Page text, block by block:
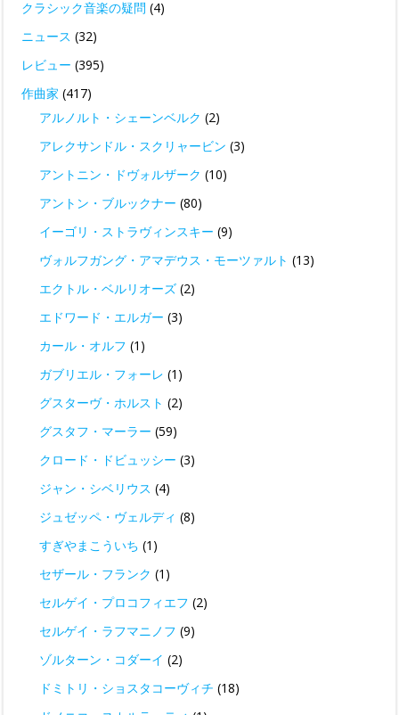
クラシック音楽の疑問 (4)
ニュース (32)
レビュー (395)
作曲家 (417)
アルノルト・シェーンベルク (2)
アレクサンドル・スクリャービン (3)
アントニン・ドヴォルザーク (10)
アントン・ブルックナー (80)
イーゴリ・ストラヴィンスキー (9)
ヴォルフガング・アマデウス・モーツァルト (13)
エクトル・ベルリオーズ (2)
エドワード・エルガー (3)
カール・オルフ (1)
ガブリエル・フォーレ (1)
グスターヴ・ホルスト (2)
グスタフ・マーラー (59)
クロード・ドビュッシー (3)
ジャン・シベリウス (4)
ジュゼッペ・ヴェルディ (8)
すぎやまこういち (1)
セザール・フランク (1)
セルゲイ・プロコフィエフ (2)
セルゲイ・ラフマニノフ (9)
ゾルターン・コダーイ (2)
ドミトリ・ショスタコーヴィチ (18)